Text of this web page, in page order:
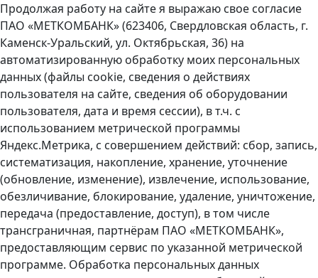
Продолжая работу на сайте я выражаю свое согласие
ПАО «МЕТКОМБАНК» (623406, Свердловская область, г.
Каменск-Уральский, ул. Октябрьская, 36) на
автоматизированную обработку моих персональных
данных (файлы cookie, сведения о действиях
пользователя на сайте, сведения об оборудовании
пользователя, дата и время сессии), в т.ч. с
использованием метрической программы
Яндекс.Метрика, с совершением действий: сбор, запись,
систематизация, накопление, хранение, уточнение
(обновление, изменение), извлечение, использование,
обезличивание, блокирование, удаление, уничтожение,
передача (предоставление, доступ), в том числе
трансграничная, партнёрам ПАО «МЕТКОМБАНК»,
предоставляющим сервис по указанной метрической
программе. Обработка персональных данных